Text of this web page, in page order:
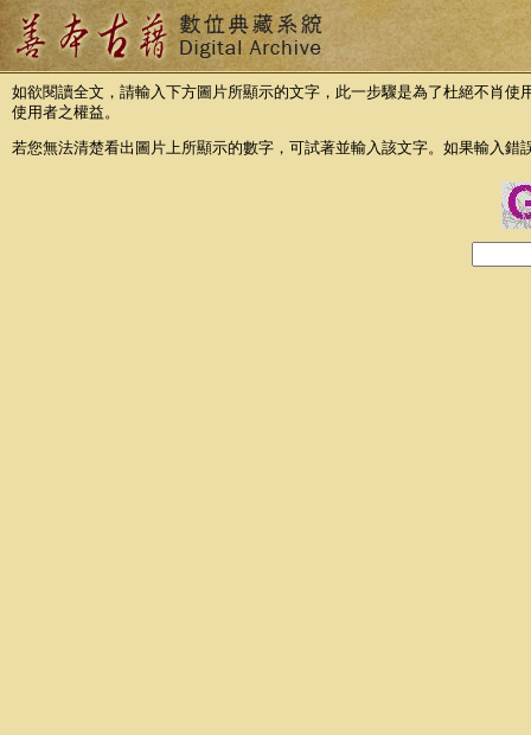
如欲閱讀全文，請輸入下方圖片所顯示的文字，此一步驟是為了杜絕不肖
使用者之權益。
若您無法清楚看出圖片上所顯示的數字，可試著並輸入該文字。如果輸入錯